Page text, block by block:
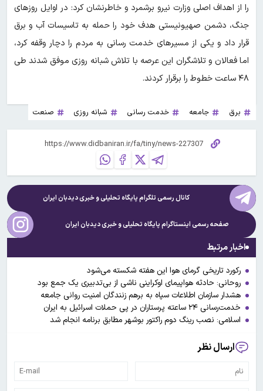
را از اهداف اصلی وزارت نیرو برشمرد و خاطرنشان کرد: در اوایل روزهای
جنگ، دشمن صهیونیستی هدف خود را حمله به تاسیسات آب و برق
قرار داد و یکی از مسیرهای خدمت رسانی به مردم را دچار وقفه کرد،
اما فعالان و تلاشگران این عرصه با تلاش شبانه روزی موفق شدند طی
۴۸ ساعت خطوط را برقرار کردند.
برق جامعه خدمت رسانی شبانه روزی صنعت
کانال رسمی تلگرام پایگاه تحلیلی و خبریدیدبان ایران
صفحه رسمی اینستاگرام پایگاه تحلیلی و خبریدیدبان ایران
اخبار مرتبط
رکورد تاریخی گرمای هوا این هفته شکسته می‌شود
روحانی: حادثه هواپیمای اوکراینی ناشی از بی‌تدبیری یک جمع بود
هشدار سازمان اطلاعات سپاه به برهم زنندگان امنیت روانی جامعه
خدمت‌رسانی ۲۴ ساعته پرستاران در پی حملات اسرائیل به ایران
اسلامی: نصب رینگ دوم راکتور بوشهر مطابق برنامه انجام شد
ارسال نظر